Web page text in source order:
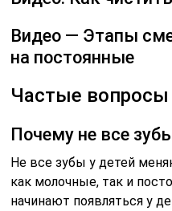
Видео — Этапы
на постоянные
Частые вопросы
Почему не все
Не все зубы у детей
как молочные, так и
начинают появляться у